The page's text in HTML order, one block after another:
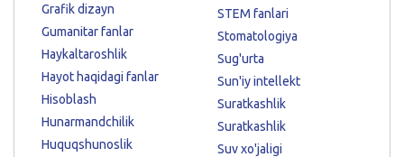
Grafik dizayn
Gumanitar fanlar
Haykaltaroshlik
Hayot haqidagi fanlar
Hisoblash
Hunarmandchilik
Huquqshunoslik
STEM fanlari
Stomatologiya
Sug'urta
Sun'iy intellekt
Suratkashlik
Suratkashlik
Suv xo'jaligi